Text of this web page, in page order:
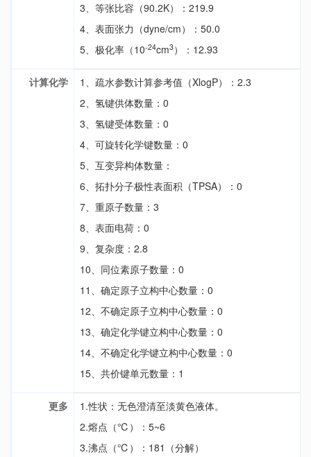
3、等张比容（90.2K）：219.9
4、表面张力（dyne/cm）：50.0
5、极化率（10-24cm3）：12.93
计算化学
1、疏水参数计算参考值（XlogP）：2.3
2、氢键供体数量：0
3、氢键受体数量：0
4、可旋转化学键数量：0
5、互变异构体数量：
6、拓扑分子极性表面积（TPSA）：0
7、重原子数量：3
8、表面电荷：0
9、复杂度：2.8
10、同位素原子数量：0
11、确定原子立构中心数量：0
12、不确定原子立构中心数量：0
13、确定化学键立构中心数量：0
14、不确定化学键立构中心数量：0
15、共价键单元数量：1
更多
1.性状：无色澄清至淡黄色液体。
2.熔点（℃）：5~6
3.沸点（℃）：181（分解）